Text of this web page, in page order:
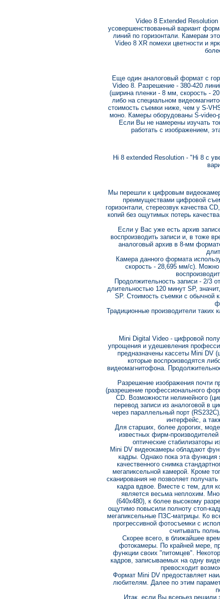
Video 8 Extended
усовершенствованный вариант
линий по горизонтали. Камерам
Video 8 XR помехи цветности и
Еще один аналоговый формат с
Video 8. Разрешение - 380-420
(ширина пленки - 8 мм, скорость -
либо на специальном
стоимость съемки ниже, чем у S-
моно. Камеры оборудованы S-video-
Если Вы не намерены изучать
работать с изображением,
Hi 8 extended Resolution - "Hi 8 с
Мы перешли к цифровым
преимуществами цифровой
горизонтали, стереозвук качества
копий без ощутимых потерь
Если у Вас уже есть архив
воспроизводить записи и, в тоже
аналоговый архив в 8-мм
Камера данного формата
скорость - 28,695 мм/с).
Продолжительность записи - 2/3
длительностью 120 минут SP,
SP. Стоимость съемки с обычной
Традиционные производители
Mini Digital Video - цифровой
упрощения и удешевления
предназначены кассеты Mini DV
которые воспроизводятся
видеомагнитофона.
Разрешение изображения почти
(разрешение профессионального
CD. Возможности нелинейного
перевод записи из аналоговой в
через параллельный порт
интерфейс, а
Для старших, более дорогих,
известных фирм-
оптические стабилизаторы
Mini DV видеокамеры обладают
кадры. Однако пока эта функция
качественного снимка
мегапиксельной камерой. Кроме
сканирования не позволяет
кадра вдвое. Вместе с тем, для
является весьма неплохим.
(640x480), к более высокому
ощутимо повысили полноту стоп-
мегапиксельные ПЗС-матрицы. Ко
прогрессивной фотосъемки с
считывать
Скорее всего, в ближайшее
фотокамеры. По крайней мере,
функции своих "питомцев".
кадров, записываемых на одну
превосходит
Формат Mini DV предоставляет
любителям. Далее по этим
Итак, если Вы всерьез решили